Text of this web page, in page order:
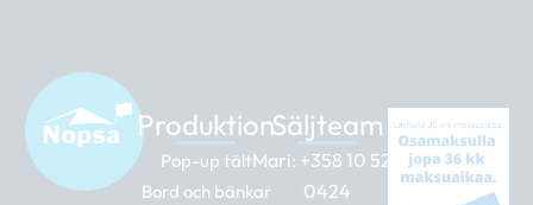
Produktion
Pop-up tält
Bord och bänkar
Säljteam
Mari: +358 10 526
0424